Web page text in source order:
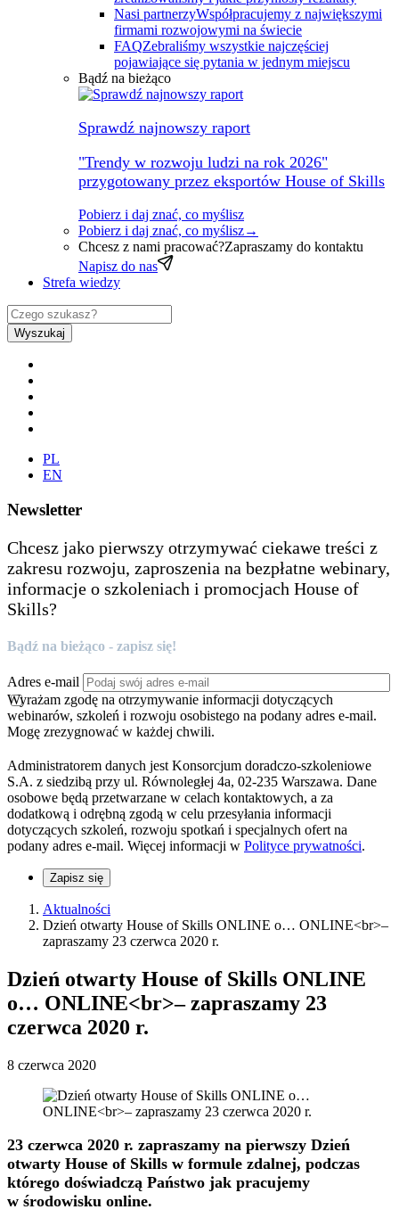
Nasi partnerzyWspółpracujemy z największymi
firmami rozwojowymi na świecie
FAQZebraliśmy wszystkie najczęściej
pojawiające się pytania w jednym miejscu
Bądź na bieżąco
Sprawdź najnowszy raport
"Trendy w rozwoju ludzi na rok 2026"
przygotowany przez eksportów House of Skills
Pobierz i daj znać, co myślisz
Pobierz i daj znać, co myślisz→
Chcesz z nami pracować?Zapraszamy do kontaktu
Napisz do nas
Strefa wiedzy
Wyszukaj
PL
EN
Newsletter
Chcesz jako pierwszy otrzymywać ciekawe treści z
zakresu rozwoju, zaproszenia na bezpłatne webinary,
informacje o szkoleniach i promocjach House of
Skills?
Bądź na bieżąco - zapisz się!
Adres e-mail
Wyrażam zgodę na otrzymywanie informacji dotyczących
webinarów, szkoleń i rozwoju osobistego na podany adres e-mail.
Mogę zrezygnować w każdej chwili.
Administratorem danych jest Konsorcjum doradczo-szkoleniowe
S.A. z siedzibą przy ul. Równoległej 4a, 02-235 Warszawa. Dane
osobowe będą przetwarzane w celach kontaktowych, a za
dodatkową i odrębną zgodą w celu przesyłania informacji
dotyczących szkoleń, rozwoju spotkań i specjalnych ofert na
podany adres e-mail. Więcej informacji w Polityce prywatności.
Zapisz się
Aktualności
Dzień otwarty House of Skills ONLINE o… ONLINE<br>–
zapraszamy 23 czerwca 2020 r.
Dzień otwarty House of Skills ONLINE
o… ONLINE<br>– zapraszamy 23
czerwca 2020 r.
8 czerwca 2020
23 czerwca 2020 r. zapraszamy na pierwszy Dzień
otwarty House of Skills w formule zdalnej, podczas
którego doświadczą Państwo jak pracujemy
w środowisku online.